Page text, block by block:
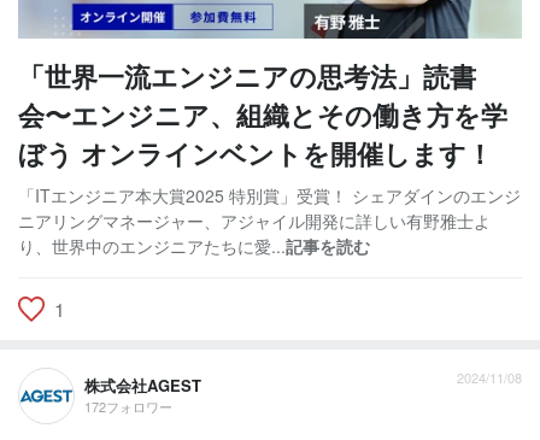
「世界一流エンジニアの思考法」読書
会〜エンジニア、組織とその働き方を学
ぼう オンラインベントを開催します！
「ITエンジニア本大賞2025 特別賞」受賞！ シェアダインのエンジ
ニアリングマネージャー、アジャイル開発に詳しい有野雅士よ
り、世界中のエンジニアたちに愛...記事を読む
1
株式会社AGEST
172フォロワー
2024/11/08